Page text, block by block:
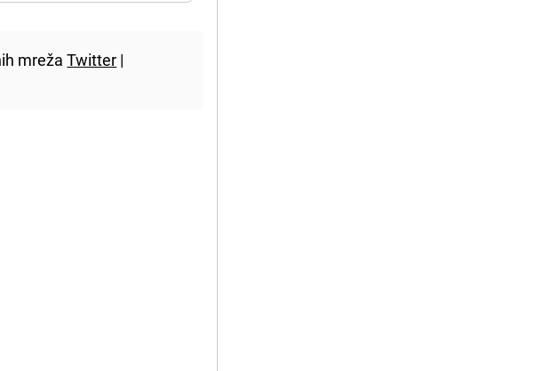
mrežaTwitter |